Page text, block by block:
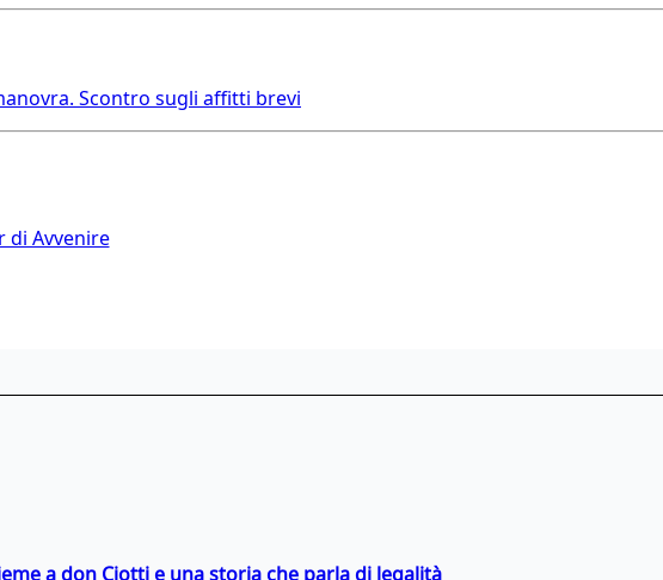
Scontro sugli affitti brevi
di Avvenire
a don Ciotti e una storia che parla di legalità